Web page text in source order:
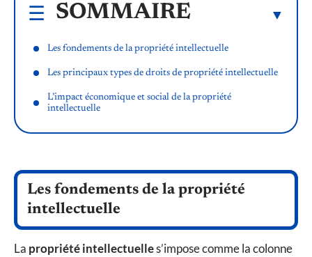
SOMMAIRE
Les fondements de la propriété intellectuelle
Les principaux types de droits de propriété intellectuelle
L’impact économique et social de la propriété
intellectuelle
Les fondements de la propriété
intellectuelle
La propriété intellectuelles’impose comme la colonne